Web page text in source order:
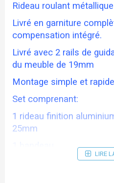
Rideau roulant
Livré en garniture
compensation intégré.
Livré avec 2 rails de
du meuble de 19mm
Montage simple et
Set comprenant:
1 rideau finition
25mm
1 lame terminale avec
LIRE